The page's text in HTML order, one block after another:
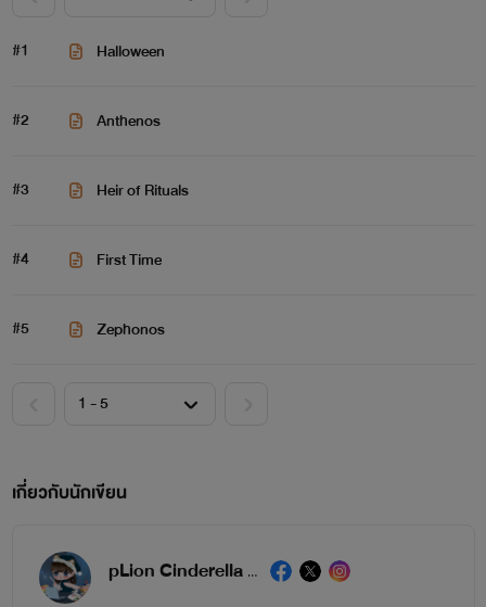
#1 Halloween
#2 Anthenos
#3 Heir of Rituals
#4 First Time
#5 Zephonos
เกี่ยวกับนักเขียน
pLion Cinderella - Nadisth